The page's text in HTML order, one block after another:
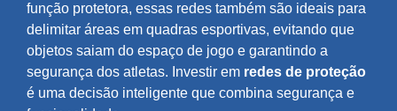
função protetora, essas redes também são ideais para
delimitar áreas em quadras esportivas, evitando que
objetos saiam do espaço de jogo e garantindo a
segurança dos atletas. Investir em redes de proteção
é uma decisão inteligente que combina segurança e